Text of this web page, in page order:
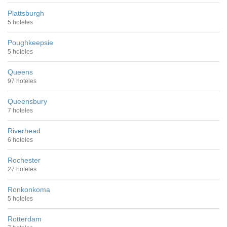
Plattsburgh
5 hoteles
Poughkeepsie
5 hoteles
Queens
97 hoteles
Queensbury
7 hoteles
Riverhead
6 hoteles
Rochester
27 hoteles
Ronkonkoma
5 hoteles
Rotterdam